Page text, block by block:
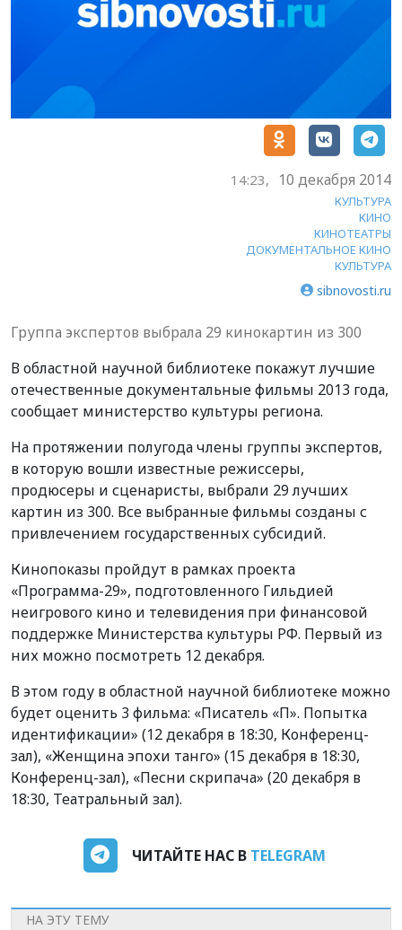
14:23, 10 декабря 2014
КУЛЬТУРА
КИНО
КИНОТЕАТРЫ
ДОКУМЕНТАЛЬНОЕ КИНО
КУЛЬТУРА
sibnovosti.ru
Группа экспертов выбрала 29 кинокартин из 300
В областной научной библиотеке покажут лучшие
отечественные документальные фильмы 2013 года,
сообщает министерство культуры региона.
На протяжении полугода члены группы экспертов,
в которую вошли известные режиссеры,
продюсеры и сценаристы, выбрали 29 лучших
картин из 300. Все выбранные фильмы созданы с
привлечением государственных субсидий.
Кинопоказы пройдут в рамках проекта
«Программа-29», подготовленного Гильдией
неигрового кино и телевидения при финансовой
поддержке Министерства культуры РФ. Первый из
них можно посмотреть 12 декабря.
В этом году в областной научной библиотеке можно
будет оценить 3 фильма: «Писатель «П». Попытка
идентификации» (12 декабря в 18:30, Конференц-
зал), «Женщина эпохи танго» (15 декабря в 18:30,
Конференц-зал), «Песни скрипача» (20 декабря в
18:30, Театральный зал).
ЧИТАЙТЕ НАС В TELEGRAM
НА ЭТУ ТЕМУ